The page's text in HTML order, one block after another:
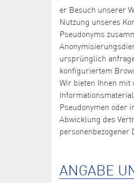
er Besuch unserer
Nutzung unseres
Pseudonyms
ursprünglich
konfiguriertem
Wir bieten Ihnen mit
Pseudonymen oder
Abwicklung des
personenbezogener
ANGABE